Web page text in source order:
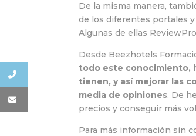
De la misma manera,
de los diferentes portales
Algunas de ellas
Desde Beezhotels
todo este conocimiento,
tienen, y así mejorar las
media de opiniones. De
precios y conseguir más
Para más información sin